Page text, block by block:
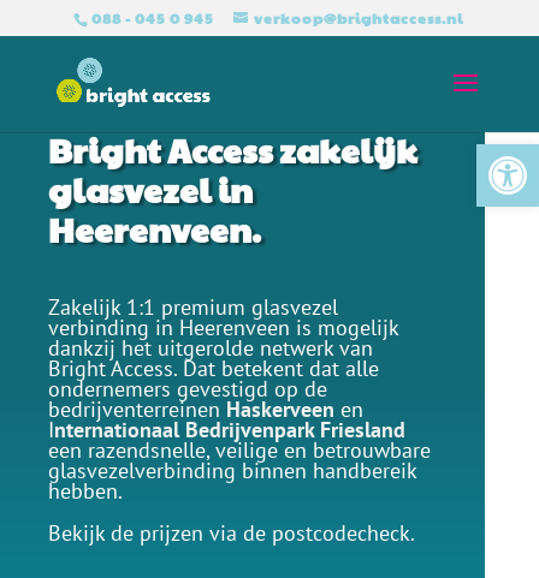
088 - 045 0 945 verkoop@brightaccess.nl
Bright Access zakelijk
glasvezel in
Heerenveen.
Zakelijk 1:1 premium glasvezel
verbinding in Heerenveen is mogelijk
dankzij het uitgerolde netwerk van
Bright Access. Dat betekent dat alle
ondernemers gevestigd op de
bedrijventerreinen Haskerveen en
Internationaal Bedrijvenpark Friesland
een razendsnelle, veilige en betrouwbare
glasvezelverbinding binnen handbereik
hebben.
Bekijk de prijzen via de postcodecheck.